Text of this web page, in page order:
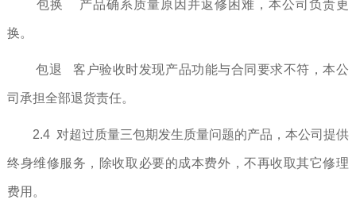
包换 产品确系质量原因并返修困难，本公司负责更
换。
包退 客户验收时发现产品功能与合同要求不符，本公
司承担全部退货责任。
2.4 对超过质量三包期发生质量问题的产品，本公司提供
终身维修服务，除收取必要的成本费外，不再收取其它修理
费用。